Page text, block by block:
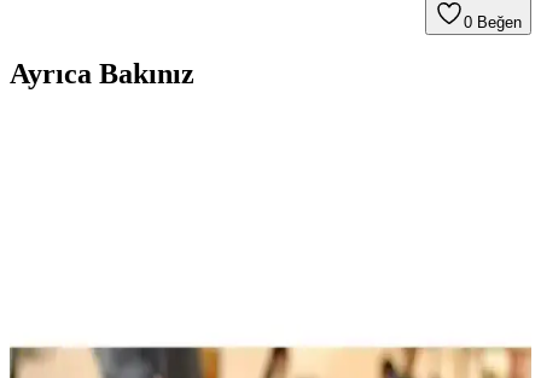
0 Beğen
Ayrıca Bakınız
Pratik Spor Ekipmanı Koruyucu